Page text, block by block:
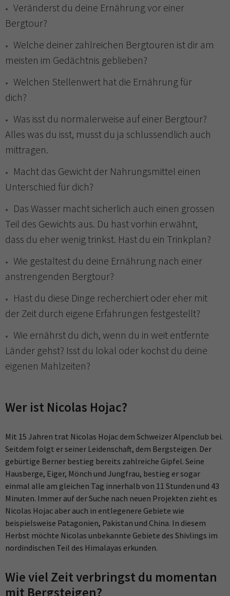
Veränderst du deine Ernährung vor einer
Bergtour?
Welche deiner zahlreichen Bergtouren ist dir am
meisten im Gedächtnis geblieben?
Welchen Stellenwert hat die Ernährung für
dich?
Was isst du normalerweise auf einer Bergtour?
Alles was du isst, musst du ja schlussendlich auch
mittragen.
Macht das Gewicht der Nahrungsmittel einen
Unterschied für dich?
Das Wasser macht sicherlich auch einen grossen
Teil des Gewichts aus. Du hast vorhin erwähnt,
dass du eher wenig trinkst. Hast du ein Trinkplan?
Wie gestaltest du deine Ernährung nach einer
anstrengenden Bergtour?
Hast du diese Dinge recherchiert oder eher mit
der Zeit durch eigene Erfahrungen festgestellt?
Wie ernährst du dich, wenn du in weit entfernte
Länder gehst? Isst du lokal oder kochst du deine
eigenen Mahlzeiten?
Wer ist Nicolas Hojac?
Mit 15 Jahren trat Nicolas Hojac dem Schweizer Alpenclub bei.
Seitdem folgt er seiner Leidenschaft, dem Bergsteigen. Der
gebürtige Berner bestieg bereits zahlreiche Gipfel. Seine
Hausberge, Eiger, Mönch und Jungfrau, bestieg er sogar
einmal alle am gleichen Tag innerhalb von 11 Stunden und 43
Minuten. Immer auf der Suche nach neuen Projekten zieht es
Nicolas Hojac aber auch in entlegenere Gebiete wie
beispielsweise Patagonien, Pakistan und China. In diesem
Herbst möchte Nicolas unbekannte Gebiete des Shivlings im
nordindischen Teil des Himalayas erkunden.
Wie viel Zeit verbringst du momentan
mit Bergsteigen?